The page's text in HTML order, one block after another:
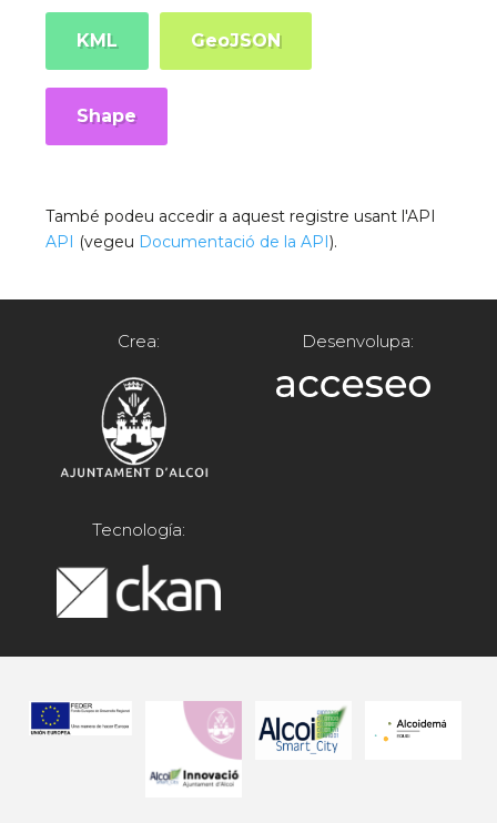
KML GeoJSON
Shape
També podeu accedir a aquest registre usant l'API
API (vegeu Documentació de la API).
Crea: Desenvolupa:
Tecnología: